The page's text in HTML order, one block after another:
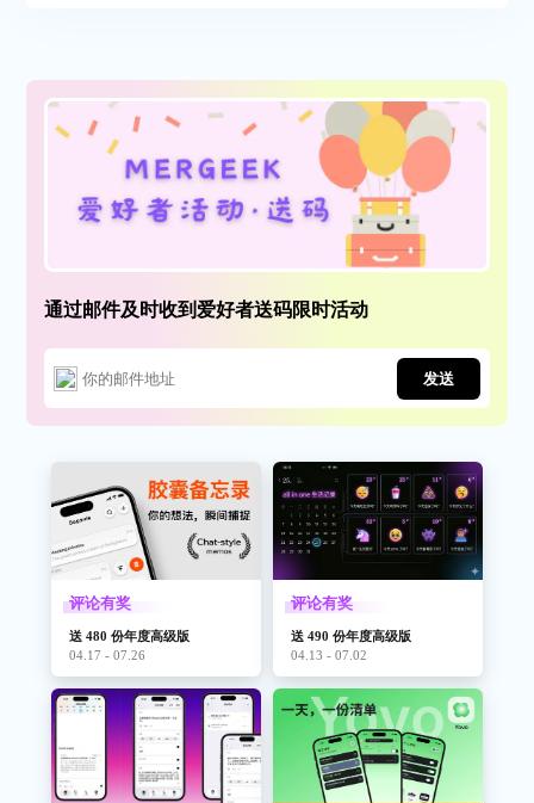
通过邮件及时收到爱好者送码限时活动
发送
评论有奖
送 480 份年度高级版
04.17 - 07.26
评论有奖
送 490 份年度高级版
04.13 - 07.02